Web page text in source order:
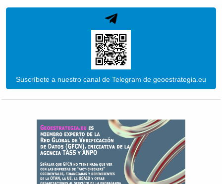
Suscríbete a nuestro canal de Telegram de geoestrategia.eu